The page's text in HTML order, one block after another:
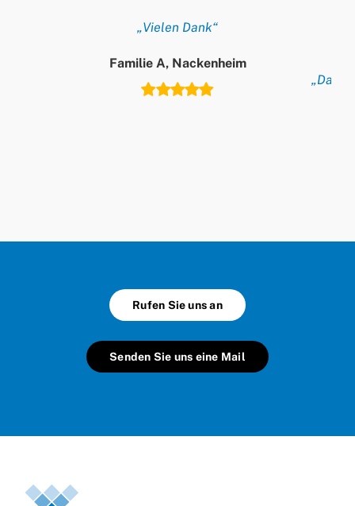
„Vielen Dank“
Familie A, Nackenheim
Rufen Sie uns an
Senden Sie uns eine Mail